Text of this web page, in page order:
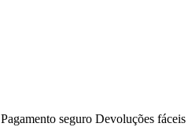
Pagamento seguro Devoluções fáceis